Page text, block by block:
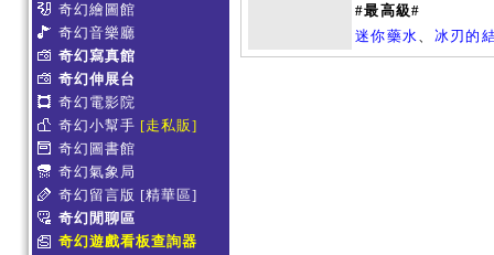
奇幻繪圖館
奇幻音樂廳
奇幻寫真館
奇幻伸展台
奇幻電影院
奇幻小幫手 [走私販]
奇幻圖書館
奇幻氣象局
奇幻留言版 [精華區]
奇幻閒聊區
奇幻遊戲看板查詢器
#最高級#
迷你藥水、 冰刃的